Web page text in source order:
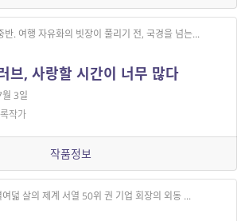
. 여행 자유화의 빗장이 풀리기 전, 국경을 넘는...
브, 사랑할 시간이 너무 많다
3일
작가
작품정보
덟 살의 제계 서열 50위 권 기업 회장의 외동 ...